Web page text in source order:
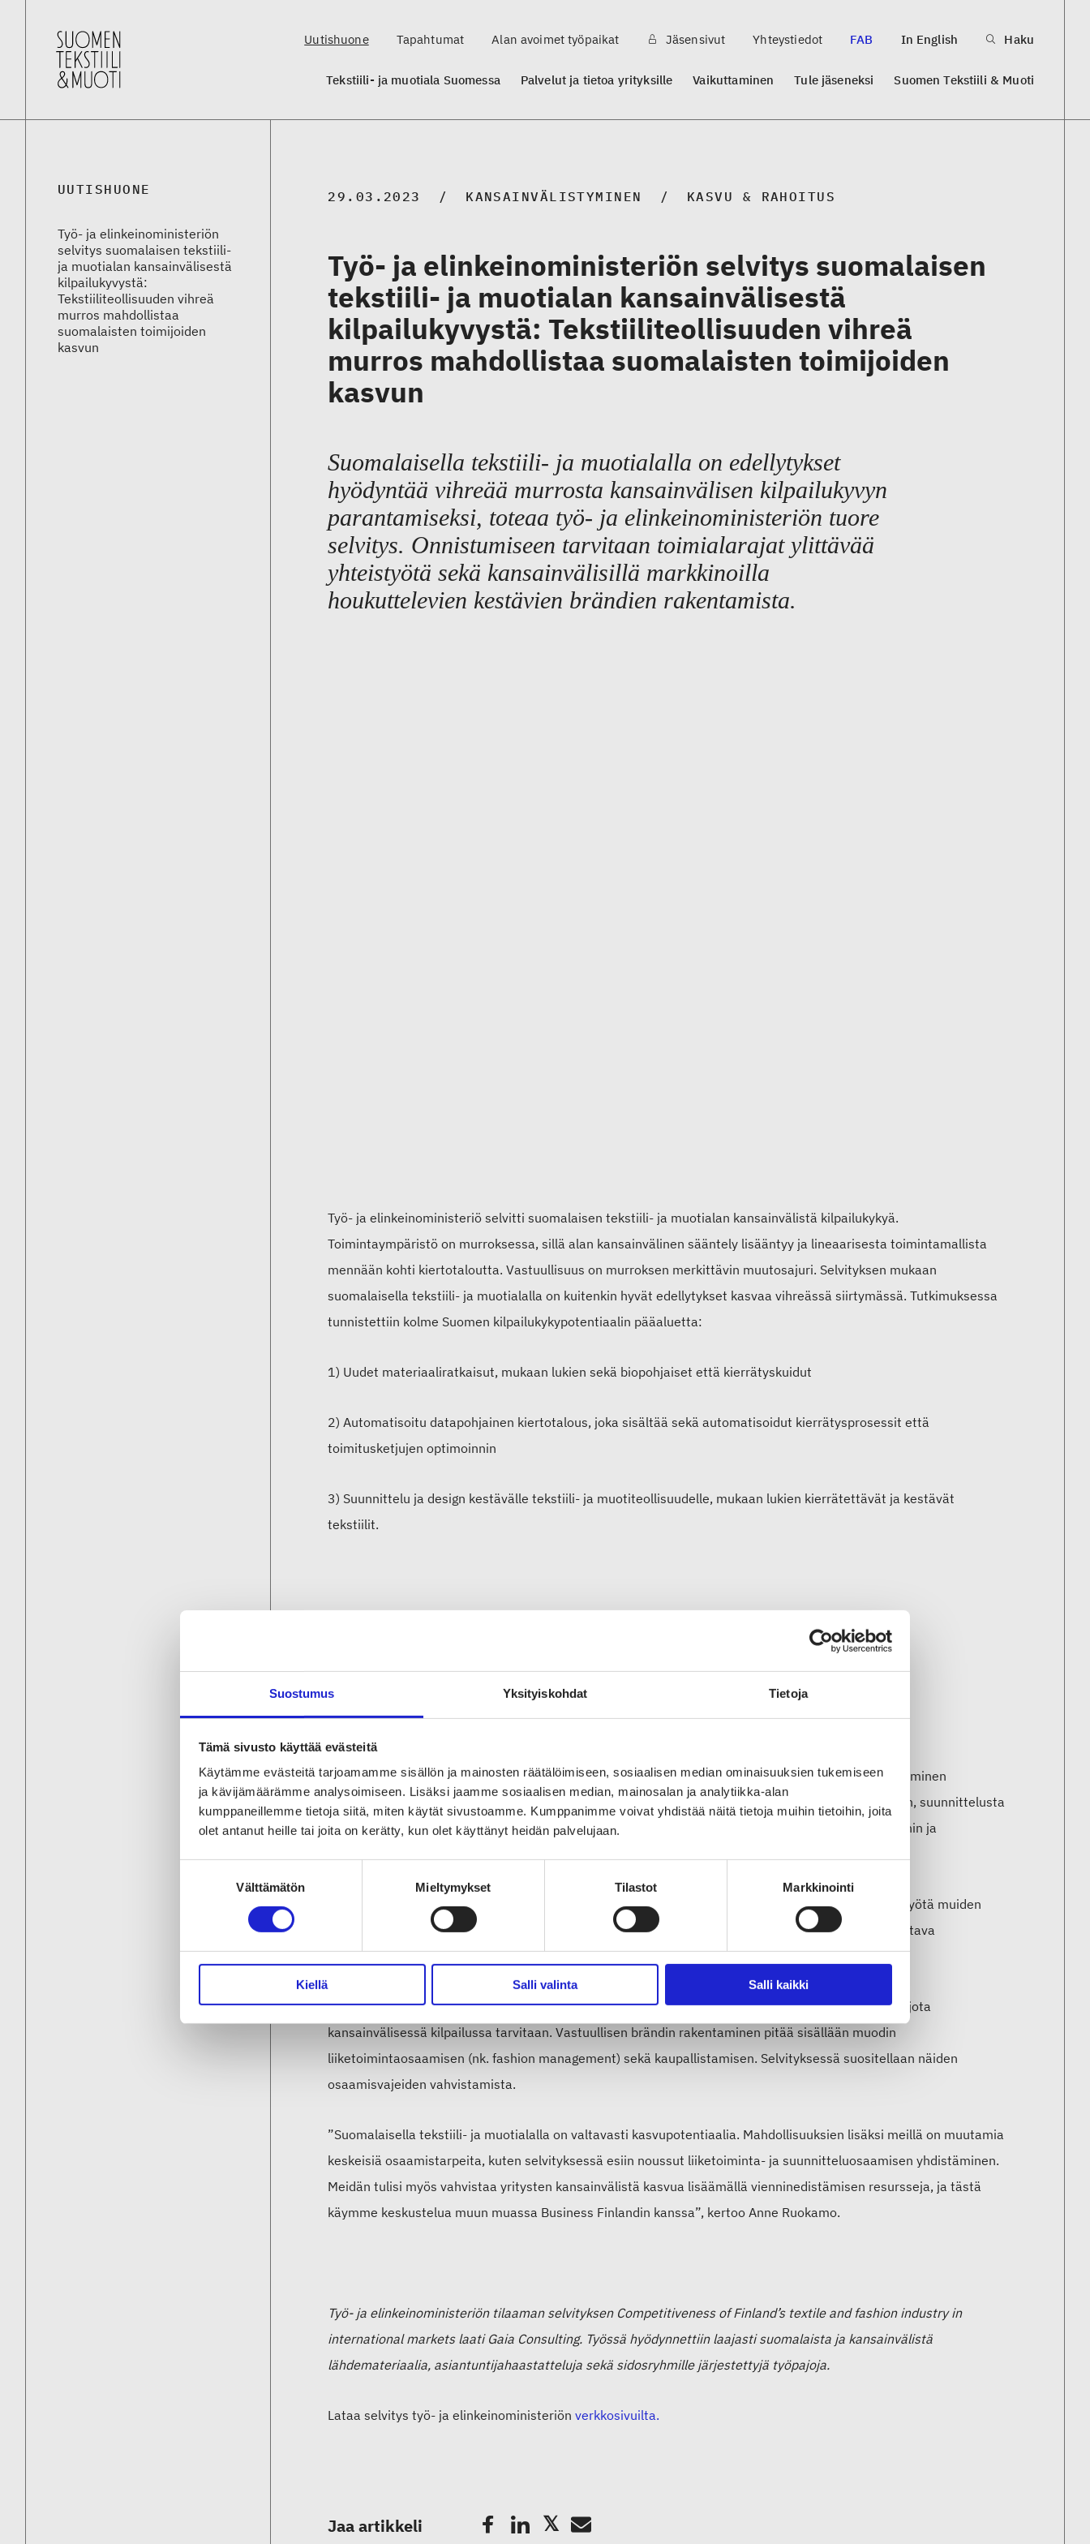
Suostumus Yksityiskohdat Tietoja
Tämä sivusto käyttää evästeitä
Käytämme evästeitä tarjoamamme sisällön ja mainosten räätälöimiseen, sosiaalisen median ominaisuuksien tukemiseen
ja kävijämäärämme analysoimiseen. Lisäksi jaamme sosiaalisen median, mainosalan ja analytiikka-alan
kumppaneillemme tietoja siitä, miten käytät sivustoamme. Kumppanimme voivat yhdistää näitä tietoja muihin tietoihin, joita
olet antanut heille tai joita on kerätty, kun olet käyttänyt heidän palvelujaan.
Välttämätön Mieltymykset Tilastot Markkinointi
Kiellä Salli valinta Salli kaikki
Uutishuone Tapahtumat Alan avoimet työpaikat Jäsensivut Yhteystiedot FAB In English Haku
Tekstiili- ja muotiala Suomessa Palvelut ja tietoa yrityksille Vaikuttaminen Tule jäseneksi Suomen Tekstiili & Muoti
UUTISHUONE
Työ- ja elinkeinoministeriön
selvitys suomalaisen tekstiili-
ja muotialan kansainvälisestä
kilpailukyvystä:
Tekstiiliteollisuuden vihreä
murros mahdollistaa
suomalaisten toimijoiden
kasvun
29.03.2023 KANSAINVÄLISTYMINEN KASVU & RAHOITUS
Työ- ja elinkeinoministeriön selvitys suomalaisen
tekstiili- ja muotialan kansainvälisestä
kilpailukyvystä: Tekstiiliteollisuuden vihreä
murros mahdollistaa suomalaisten toimijoiden
kasvun
Suomalaisella tekstiili- ja muotialalla on edellytykset
hyödyntää vihreää murrosta kansainvälisen kilpailukyvyn
parantamiseksi, toteaa työ- ja elinkeinoministeriön tuore
selvitys. Onnistumiseen tarvitaan toimialarajat ylittävää
yhteistyötä sekä kansainvälisillä markkinoilla
houkuttelevien kestävien brändien rakentamista.
Työ- ja elinkeinoministeriö selvitti suomalaisen tekstiili- ja muotialan kansainvälistä kilpailukykyä.
Toimintaympäristö on murroksessa, sillä alan kansainvälinen sääntely lisääntyy ja lineaarisesta toimintamallista
mennään kohti kiertotaloutta. Vastuullisuus on murroksen merkittävin muutosajuri. Selvityksen mukaan
suomalaisella tekstiili- ja muotialalla on kuitenkin hyvät edellytykset kasvaa vihreässä siirtymässä. Tutkimuksessa
tunnistettiin kolme Suomen kilpailukykypotentiaalin pääaluetta:
1) Uudet materiaaliratkaisut, mukaan lukien sekä biopohjaiset että kierrätyskuidut
2) Automatisoitu datapohjainen kiertotalous, joka sisältää sekä automatisoidut kierrätysprosessit että
toimitusketjujen optimoinnin
3) Suunnittelu ja design kestävälle tekstiili- ja muotiteollisuudelle, mukaan lukien kierrätettävät ja kestävät
tekstiilit.
Rajat ylittävä yhteistyö ja kestävän brändin rakentaminen
Toimintaympäristön murroksessa piilevä potentiaali on mahdollista valjastaa, mutta tämän onnistuminen
edellyttää rajat ylittävää yhteistyötä. Rajat ylittävällä yhteistyöllä viitataan koko tekstiiliarvoketjuun, suunnittelusta
aina valmistukseen ja kierrätykseen asti ulottuvaa yhteistyötä, joka linkittyy myös muihin toimialoihin ja
“Alan jo olemassa olevaa ekosysteemiä, johon kytkeytyvät myös rahoitus ja sijoittajat,
sekä yhteistyötä muiden
tulee vahvistaa entisestään”, toteaa kansainvälisen liiketoiminnan ja rahoituksen johtava
asiantuntijaAnne RuokamoSuomen Tekstiili & Muoti ry:stä.
Selvityksessä nostettiin toisena onnistumisen edellytyksenä esiinkestävän brändin rakentaminen, jota
kansainvälisessä kilpailussa tarvitaan. Vastuullisen brändin rakentaminen pitää sisällään muodin
liiketoimintaosaamisen (nk. fashion management) sekä kaupallistamisen. Selvityksessä suositellaan näiden
osaamisvajeiden vahvistamista.
”Suomalaisella tekstiili- ja muotialalla on valtavasti kasvupotentiaalia. Mahdollisuuksien lisäksi meillä on muutamia
keskeisiä osaamistarpeita, kuten selvityksessä esiin noussut liiketoiminta- ja suunnitteluosaamisen yhdistäminen.
Meidän tulisi myös vahvistaa yritysten kansainvälistä kasvua lisäämällä vienninedistämisen resursseja, ja tästä
käymme keskustelua muun muassa Business Finlandin kanssa”, kertoo Anne Ruokamo.
Työ- ja elinkeinoministeriön tilaaman selvityksen Competitiveness of Finland’s textile and fashion industry in
international markets laati Gaia Consulting. Työssä hyödynnettiin laajasti suomalaista ja kansainvälistä
lähdemateriaalia, asiantuntijahaastatteluja sekä sidosryhmille järjestettyjä työpajoja.
Lataa selvitys työ- ja elinkeinoministeriönverkkosivuilta.
Jaa artikkeli